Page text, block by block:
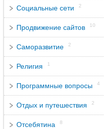
Социальные сети 2
Продвижение сайтов 10
Саморазвитие 2
Религия 1
Программные вопросы 4
Отдых и путешествия 2
Отсебятина 8